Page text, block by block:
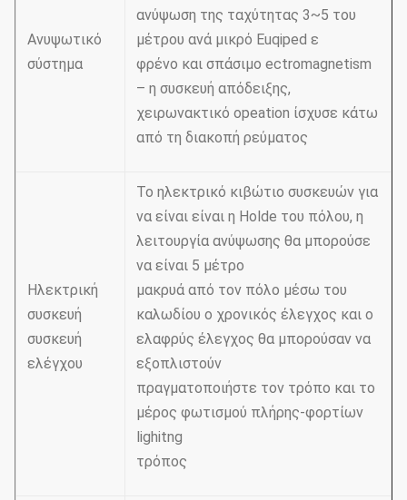
Ανυψωτικό
σύστημα
ανύψωση της ταχύτητας 3~5 του
μέτρου ανά μικρό Euqiped ε
φρένο και σπάσιμο ectromagnetism
– η συσκευή απόδειξης,
χειρωνακτικό opeation ίσχυσε κάτω
από τη διακοπή ρεύματος
Ηλεκτρική
συσκευή
συσκευή
ελέγχου
Το ηλεκτρικό κιβώτιο συσκευών για
να είναι είναι η Holde του πόλου, η
λειτουργία ανύψωσης θα μπορούσε
να είναι 5 μέτρο
μακρυά από τον πόλο μέσω του
καλωδίου ο χρονικός έλεγχος και ο
ελαφρύς έλεγχος θα μπορούσαν να
εξοπλιστούν
πραγματοποιήστε τον τρόπο και το
μέρος φωτισμού πλήρης-φορτίων
lighitng
τρόπος